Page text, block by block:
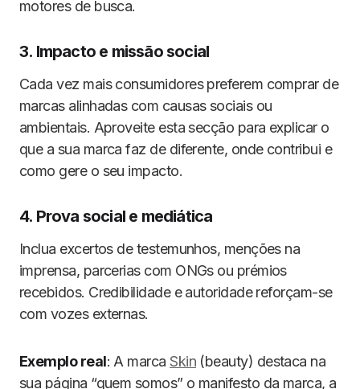
motores de busca.
3. Impacto e missão social
Cada vez mais consumidores preferem comprar de
marcas alinhadas com causas sociais ou
ambientais. Aproveite esta secção para explicar o
que a sua marca faz de diferente, onde contribui e
como gere o seu impacto.
4. Prova social e mediática
Inclua excertos de testemunhos, menções na
imprensa, parcerias com ONGs ou prémios
recebidos. Credibilidade e autoridade reforçam-se
com vozes externas.
Exemplo real: A marcaSkin(beauty) destaca na
sua página “quem somos” o manifesto da marca, a